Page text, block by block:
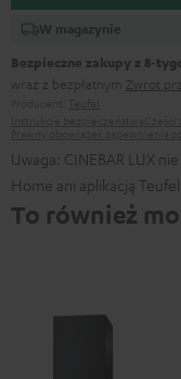
W magazynie
Bezpieczne zakupy z
wraz z bezpłatnym Zwrot
Uwaga: CINEBAR LUX
Home ani aplikacją
To również